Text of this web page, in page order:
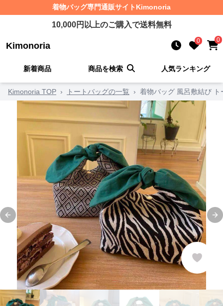
着物バッグ専門通販サイト Kimonoria
10,000円以上のご購入で送料無料
Kimonoria 0 0
新着商品 商品を検索 人気ランキング
Kimonoria TOP › トートバッグの一覧 › 着物バッグ 風呂敷結び
Previous slide